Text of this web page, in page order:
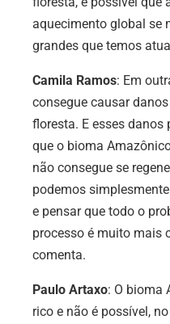
aquecimento global se
grandes que temos
Camila Ramos: Em
consegue causar
floresta. E esses danos
que o bioma
não consegue se
podemos
e pensar que todo o
processo é muito mais
comenta.
Paulo Artaxo: O bioma
rico e não é possível,